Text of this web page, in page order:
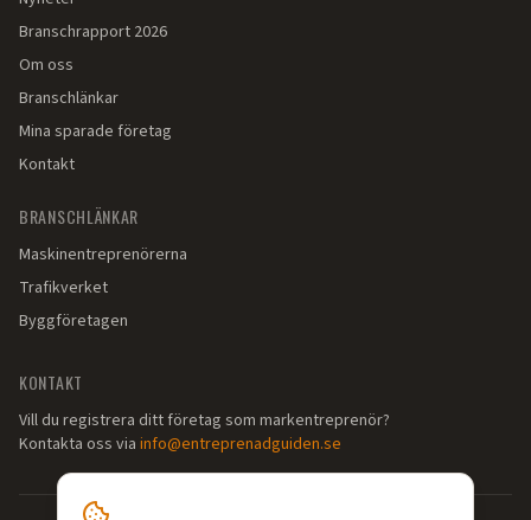
Branschrapport 2026
Om oss
Branschlänkar
Mina sparade företag
Kontakt
BRANSCHLÄNKAR
Maskinentreprenörerna
Trafikverket
Byggföretagen
KONTAKT
Vill du registrera ditt företag som markentreprenör?
Kontakta oss via info@entreprenadguiden.se